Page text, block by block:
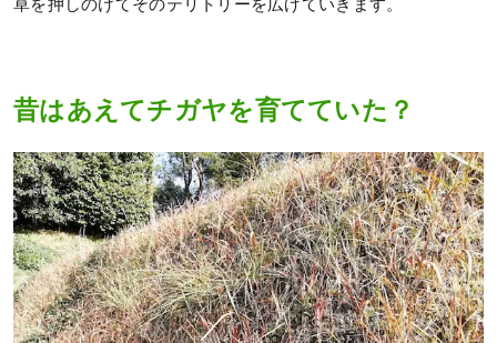
草を押しのけてそのテリトリーを広げていきます。
昔はあえてチガヤを育てていた？